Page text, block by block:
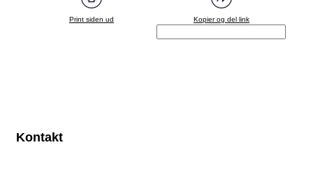
Print siden ud Kopier og del link
Kontakt